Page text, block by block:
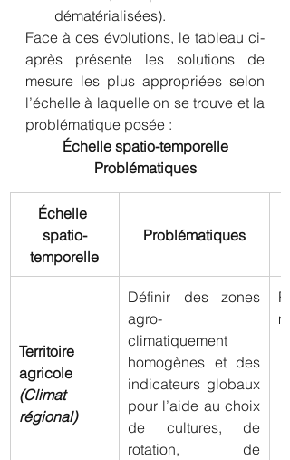
dématérialisées).
Face à ces évolutions, le tableau ci-
après présente les solutions de
mesure les plus appropriées selon
l’échelle à laquelle on se trouve et la
problématique posée :
Échelle spatio-temporelle
Problématiques
Échelle
spatio-
temporelle
Problématiques
Territoire
agricole
(Climat
régional)
Définir des zones
agro-
climatiquement
homogènes et des
indicateurs globaux
pour l’aide au choix
de cultures, de
rotation, de